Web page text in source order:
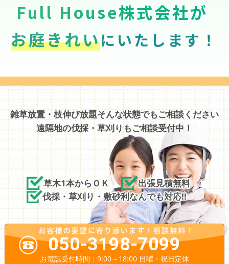
Full House株式会社が
お庭きれいにいたします！
雑草放置・枝伸び放題そんな状態でもご相談ください
遠隔地の伐採・草刈りもご相談受付中！
草木1本からＯＫ
出張見積無料
伐採・草刈り・敷砂利なんでも対応!!
050-3198-7099
お電話受付時間：9:00～18:00 日曜・祝日定休